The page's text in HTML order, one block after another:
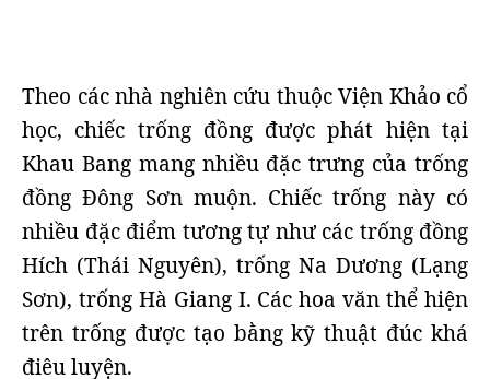
Theo các nhà nghiên cứu thuộc Viện Khảo cổ
học, chiếc trống đồng được phát hiện tại
Khau Bang mang nhiều đặc trưng của trống
đồng Đông Sơn muộn. Chiếc trống này có
nhiều đặc điểm tương tự như các trống đồng
Hích (Thái Nguyên), trống Na Dương (Lạng
Sơn), trống Hà Giang I. Các hoa văn thể hiện
trên trống được tạo bằng kỹ thuật đúc khá
điêu luyện.